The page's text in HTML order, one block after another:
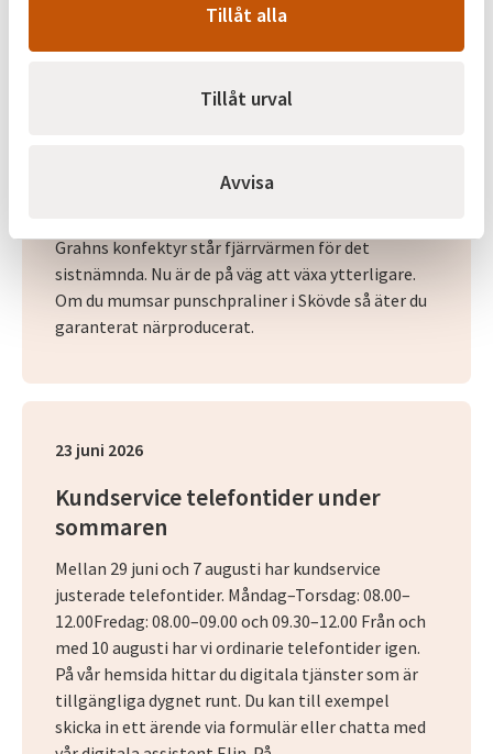
Tillåt alla
Tillåt urval
Avvisa
ton godis behöver bra recept, kunniga med
Grahns konfektyr står fjärrvärmen för det
sistnämnda. Nu är de på väg att växa ytterligare.
Om du mumsar punschpraliner i Skövde så äter du
garanterat närproducerat.
23 juni 2026
Kundservice telefontider under
sommaren
Mellan 29 juni och 7 augusti har kundservice
justerade telefontider. Måndag–Torsdag: 08.00–
12.00Fredag: 08.00–09.00 och 09.30–12.00 Från och
med 10 augusti har vi ordinarie telefontider igen.
På vår hemsida hittar du digitala tjänster som är
tillgängliga dygnet runt. Du kan till exempel
skicka in ett ärende via formulär eller chatta med